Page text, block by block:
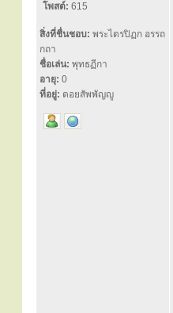
โพสต์: 615
สิ่งที่ชื่นชอบ: พระไตรปิฏก อรรถ
กถา
ชื่อเล่น: พุทธฏีกา
อายุ: 0
ที่อยู่: ดอยสัพพัญญู